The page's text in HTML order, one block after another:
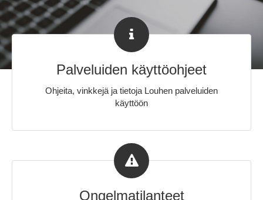
Palveluiden käyttöohjeet
Ohjeita, vinkkejä ja tietoja Louhen palveluiden
käyttöön
Ongelmatilanteet